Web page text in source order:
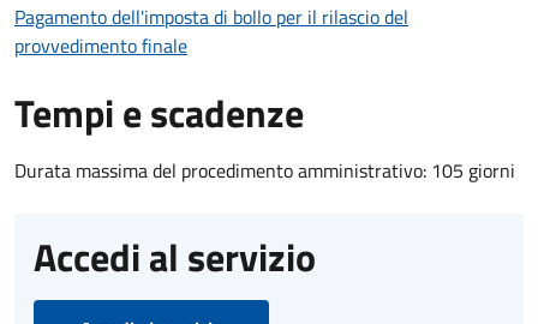
Pagamento dell'imposta di bollo per il rilascio del
provvedimento finale
Tempi e scadenze
Durata massima del procedimento amministrativo: 105 giorni
Accedi al servizio